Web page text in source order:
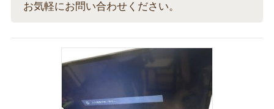
お気軽にお問い合わせください。